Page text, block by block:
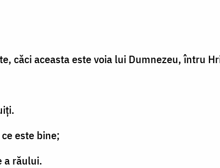
căci aceasta este voia lui Dumnezeu, întru
este bine;
a răului.